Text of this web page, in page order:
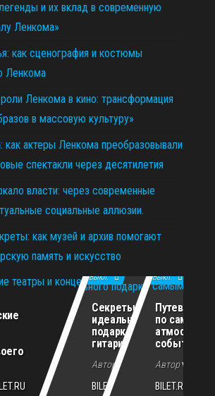
и их вклад в современную
Ленкома»
как сценография и костюмы
Ленкома
Ленкома в кино: трансформация
в массовую культуру»
как актеры Ленкома преобразовывали
спектакли через десятилетия
власти: через современные
социальные аллюзии.
как музей и архив помогают
память и искусство11.12.2025
Выкл.
Секреты
идеального
подарка для
гитариста
Автор VIP-
BILET.RU
Выкл.
по самым
событиям
АвторVIP-
BILET.RU